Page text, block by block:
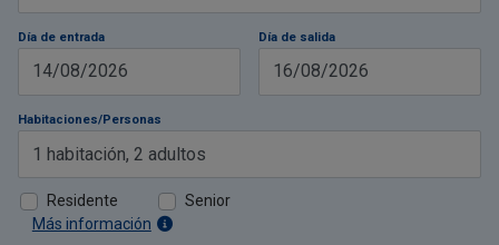
Día de entrada
14/08/2026
Día de salida
16/08/2026
Habitaciones/Personas
1 habitación, 2 adultos
Residente
Senior
Más información